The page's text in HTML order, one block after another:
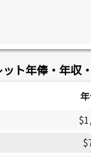
ト年俸・年収